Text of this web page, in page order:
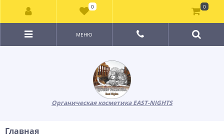
Органическая косметика EAST-NIGHTS
МЕНЮ
Главная
0 0